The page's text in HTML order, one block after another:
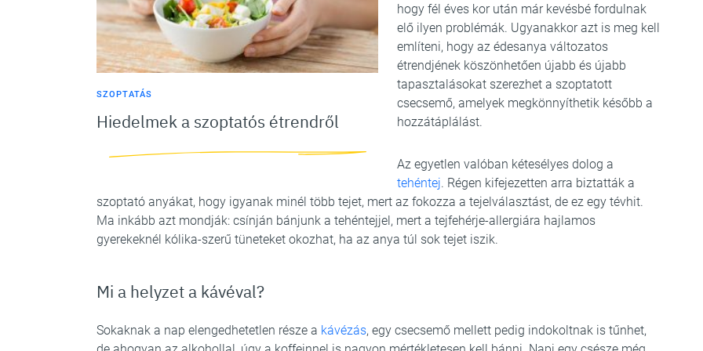
SZOPTATÁS
Hiedelmek a szoptatós étrendről
hogy fél éves kor után már kevésbé fordulnak
elő ilyen problémák. Ugyanakkor azt is meg kell
említeni, hogy az édesanya változatos
étrendjének köszönhetően újabb és újabb
tapasztalásokat szerezhet a szoptatott
csecsemő, amelyek megkönnyíthetik később a
hozzátáplálást.
Az egyetlen valóban kétesélyes dolog a
tehéntej. Régen kifejezetten arra biztatták a
szoptató anyákat, hogy igyanak minél több tejet, mert az fokozza a tejelválasztást, de ez egy tévhit.
Ma inkább azt mondják: csínján bánjunk a tehéntejjel, mert a tejfehérje-allergiára hajlamos
gyerekeknél kólika-szerű tüneteket okozhat, ha az anya túl sok tejet iszik.
Mi a helyzet a kávéval?
Sokaknak a nap elengedhetetlen része a kávézás, egy csecsemő mellett pedig indokoltnak is tűnhet,